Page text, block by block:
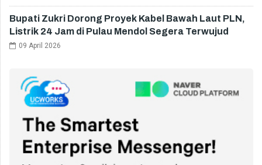
Bupati Zukri Dorong Proyek Kabel Bawah Laut PLN,
Listrik 24 Jam di Pulau Mendol Segera Terwujud
09 April 2026